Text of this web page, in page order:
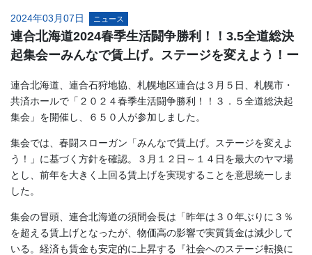
2024年03月07日 ニュース
連合北海道2024春季生活闘争勝利！！3.5全道総決
起集会ーみんなで賃上げ。ステージを変えよう！ー
連合北海道、連合石狩地協、札幌地区連合は３月５日、札幌市・
共済ホールで「２０２４春季生活闘争勝利！！３．５全道総決起
集会」を開催し、６５０人が参加しました。
集会では、春闘スローガン「みんなで賃上げ。ステージを変えよ
う！」に基づく方針を確認。３月１２日～１４日を最大のヤマ場
とし、前年を大きく上回る賃上げを実現することを意思統一しま
した。
集会の冒頭、連合北海道の須間会長は「昨年は３０年ぶりに３％
を超える賃上げとなったが、物価高の影響で実質賃金は減少して
いる。経済も賃金も安定的に上昇する『社会へのステージ転換に